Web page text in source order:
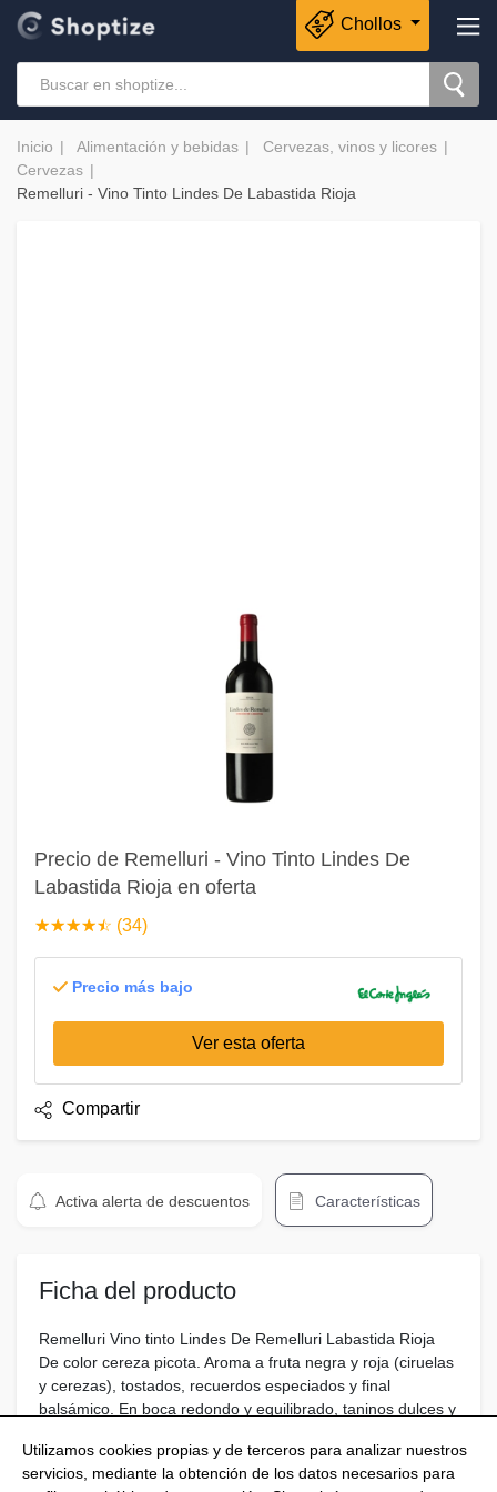
Chollos
Inicio Alimentación y bebidas
Cervezas, vinos y licores
Cervezas
Remelluri - Vino Tinto Lindes De Labastida Rioja
Precio de Remelluri - Vino Tinto Lindes De
Labastida Rioja en oferta
☆☆☆☆☆
★★★★★ (34)
Precio más bajo
Ver esta oferta
Compartir
Activa alerta de descuentos Características
Ficha del producto
Remelluri Vino tinto Lindes De Remelluri Labastida Rioja
De color cereza picota. Aroma a fruta negra y roja (ciruelas
y cerezas), tostados, recuerdos especiados y final
balsámico. En boca redondo y equilibrado, taninos dulces y
Utilizamos cookies propias y de terceros para analizar nuestros
servicios, mediante la obtención de los datos necesarios para